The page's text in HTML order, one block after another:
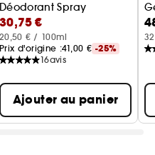
Déodorant Spray
30,75 €
20,50 € / 100ml
Prix d'origine :41,00 € -25%
16avis
Ajouter au panier